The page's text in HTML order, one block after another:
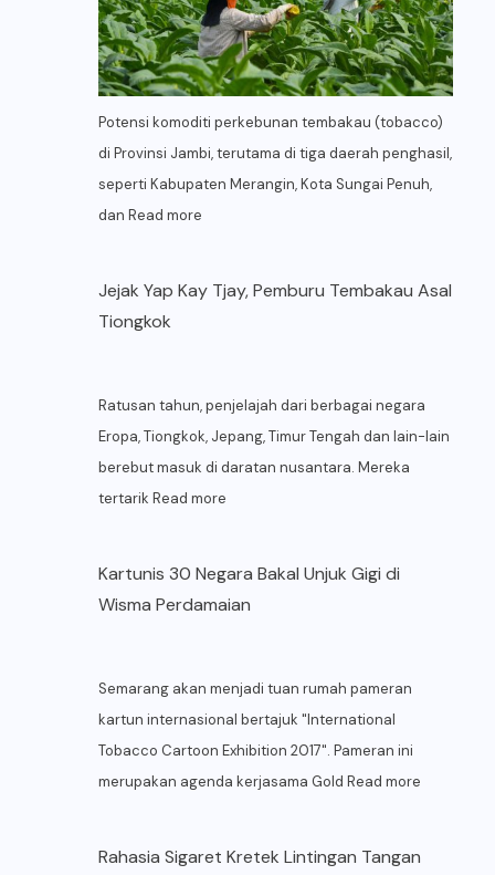
Potensi komoditi perkebunan tembakau (tobacco)
di Provinsi Jambi, terutama di tiga daerah penghasil,
seperti Kabupaten Merangin, Kota Sungai Penuh,
dan Read more
Jejak Yap Kay Tjay, Pemburu Tembakau Asal
Tiongkok
Ratusan tahun, penjelajah dari berbagai negara
Eropa, Tiongkok, Jepang, Timur Tengah dan lain-lain
berebut masuk di daratan nusantara. Mereka
tertarik Read more
Kartunis 30 Negara Bakal Unjuk Gigi di
Wisma Perdamaian
Semarang akan menjadi tuan rumah pameran
kartun internasional bertajuk "International
Tobacco Cartoon Exhibition 2017". Pameran ini
merupakan agenda kerjasama Gold Read more
Rahasia Sigaret Kretek Lintingan Tangan